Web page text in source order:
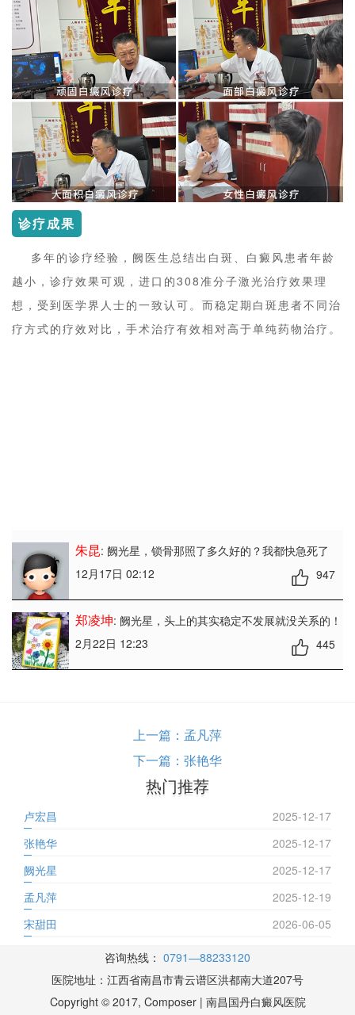
诊疗成果
多年的诊疗经验，阙医生总结出白斑、白癜风患者年龄
越小，诊疗效果可观，进口的308准分子激光治疗效果理
想，受到医学界人士的一致认可。而稳定期白斑患者不同治
疗方式的疗效对比，手术治疗有效相对高于单纯药物治疗。
朱昆: 阙光星 ，锁骨那照了多久好的？我都快急死了
12月17日 02:12
947
郑凌坤: 阙光星 ，头上的其实稳定不发展就没关系的！
2月22日 12:23
445
上一篇： 孟凡萍
下一篇： 张艳华
热门推荐
卢宏昌
2025-12-17
张艳华
2025-12-17
阙光星
2025-12-17
孟凡萍
2025-12-19
宋甜田
2026-06-05
咨询热线： 0791—88233120
医院地址：江西省南昌市青云谱区洪都南大道207号
Copyright © 2017, Composer | 南昌国丹白癜风医院